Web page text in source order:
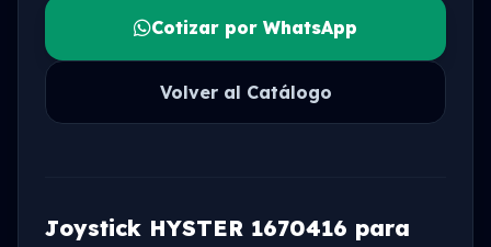
Cotizar por WhatsApp
Volver al Catálogo
Joystick HYSTER 1670416 para